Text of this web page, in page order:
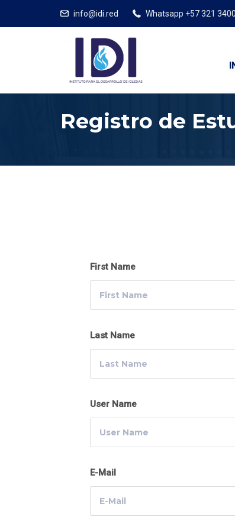
info@idi.red Whatsapp +57 321
Registro de
First Name
Last Name
User Name
E-Mail